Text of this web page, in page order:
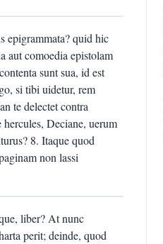
epigrammata? quid hic
aut comoedia epistolam
sunt sua, id est
si tibi uidetur, rem
te delectet contra
Deciane, uerum
8. Itaque quod
non lassi
liber? At nunc
perit; deinde, quod